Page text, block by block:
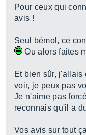
Pour ceux qui
avis !
Seul bémol, ce
Ou alors faites
Et bien sûr, j'allais
voir, je peux pas
Je n'aime pas
reconnais qu'il a
Vos avis sur tout